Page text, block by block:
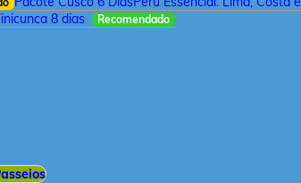
8 dias Recomendado